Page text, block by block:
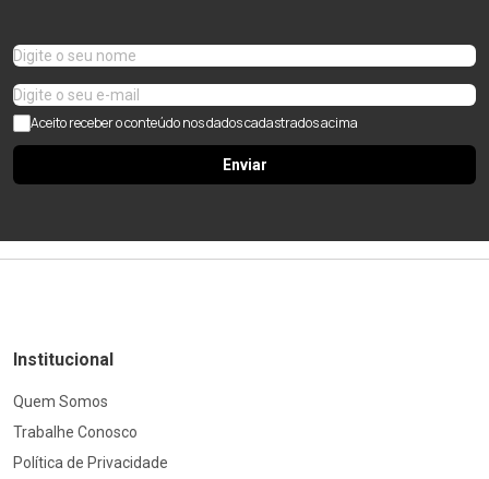
Aceito receber o conteúdo nos dados cadastrados acima
Enviar
Institucional
Quem Somos
Trabalhe Conosco
Política de Privacidade